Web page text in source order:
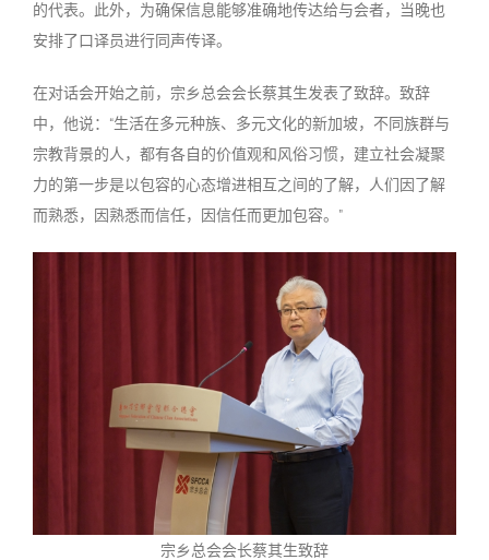
的代表。此外，为确保信息能够准确地传达给与会者，当晚也
安排了口译员进行同声传译。
在对话会开始之前，宗乡总会会长蔡其生发表了致辞。致辞
中，他说：“生活在多元种族、多元文化的新加坡，不同族群与
宗教背景的人，都有各自的价值观和风俗习惯，建立社会凝聚
力的第一步是以包容的心态增进相互之间的了解，人们因了解
而熟悉，因熟悉而信任，因信任而更加包容。”
宗乡总会会长蔡其生致辞